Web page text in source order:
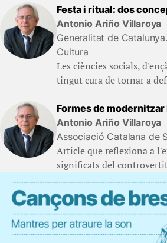
Festa i ritual: dos
Antonio Ariño Villaroya
Generalitat de
Cultura
Les ciències socials,
tingut cura de tornar a
Formes de
Antonio Ariño Villaroya
Associació Catalana de
Article que reflexiona a
significats del